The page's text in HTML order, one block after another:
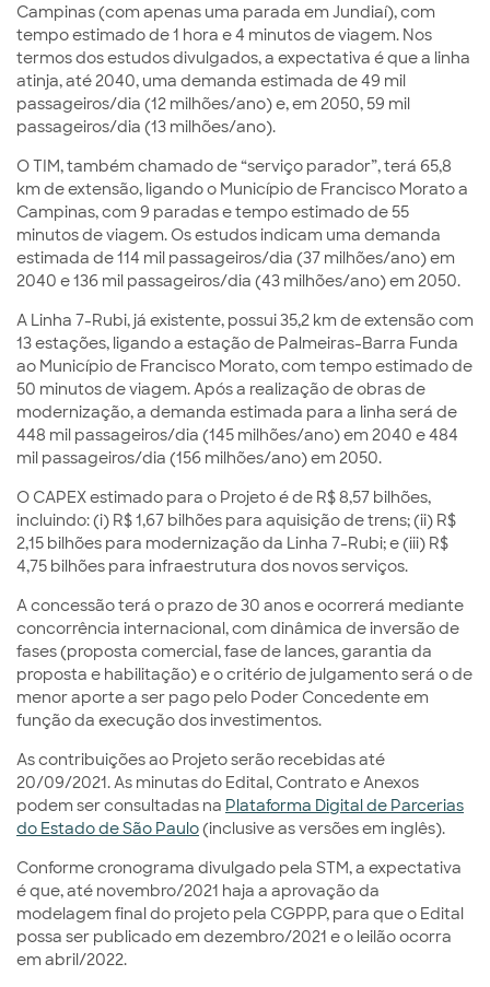
Campinas (com apenas uma parada em Jundiaí), com
tempo estimado de 1 hora e 4 minutos de viagem. Nos
termos dos estudos divulgados, a expectativa é que a linha
atinja, até 2040, uma demanda estimada de 49 mil
passageiros/dia (12 milhões/ano) e, em 2050, 59 mil
passageiros/dia (13 milhões/ano).
O TIM, também chamado de “serviço parador”, terá 65,8
km de extensão, ligando o Município de Francisco Morato a
Campinas, com 9 paradas e tempo estimado de 55
minutos de viagem. Os estudos indicam uma demanda
estimada de 114 mil passageiros/dia (37 milhões/ano) em
2040 e 136 mil passageiros/dia (43 milhões/ano) em 2050.
A Linha 7-Rubi, já existente, possui 35,2 km de extensão com
13 estações, ligando a estação de Palmeiras-Barra Funda
ao Município de Francisco Morato, com tempo estimado de
50 minutos de viagem. Após a realização de obras de
modernização, a demanda estimada para a linha será de
448 mil passageiros/dia (145 milhões/ano) em 2040 e 484
mil passageiros/dia (156 milhões/ano) em 2050.
O CAPEX estimado para o Projeto é de R$ 8,57 bilhões,
incluindo: (i) R$ 1,67 bilhões para aquisição de trens; (ii) R$
2,15 bilhões para modernização da Linha 7-Rubi; e (iii) R$
4,75 bilhões para infraestrutura dos novos serviços.
A concessão terá o prazo de 30 anos e ocorrerá mediante
concorrência internacional, com dinâmica de inversão de
fases (proposta comercial, fase de lances, garantia da
proposta e habilitação) e o critério de julgamento será o de
menor aporte a ser pago pelo Poder Concedente em
função da execução dos investimentos.
As contribuições ao Projeto serão recebidas até
20/09/2021. As minutas do Edital, Contrato e Anexos
podem ser consultadas na Plataforma Digital de Parcerias
do Estado de São Paulo(inclusive as versões em inglês).
Conforme cronograma divulgado pela STM, a expectativa
é que, até novembro/2021 haja a aprovação da
modelagem final do projeto pela CGPPP, para que o Edital
possa ser publicado em dezembro/2021 e o leilão ocorra
em abril/2022.